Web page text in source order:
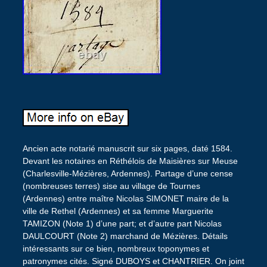
Ancien acte notarié manuscrit sur six pages, daté 1584.
Devant les notaires en Réthélois de Maisières sur Meuse
(Charlesville-Mézières, Ardennes). Partage d’une cense
(nombreuses terres) sise au village de Tournes
(Ardennes) entre maître Nicolas SIMONET maire de la
ville de Rethel (Ardennes) et sa femme Marguerite
TAMIZON (Note 1) d’une part; et d’autre part Nicolas
DAULCOURT (Note 2) marchand de Mézières. Détails
intéressants sur ce bien, nombreux toponymes et
patronymes cités. Signé DUBOYS et CHANTRIER. On joint